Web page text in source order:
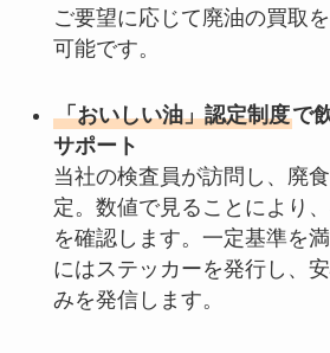
ご要望に応じて廃油の買取
可能です。
「おいしい油」認定制度で
サポート
当社の検査員が訪問し、廃
定。数値で見ることにより
を確認します。一定基準を
にはステッカーを発行し、
みを発信します。